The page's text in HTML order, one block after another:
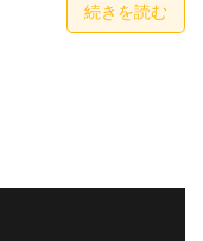
続きを読む